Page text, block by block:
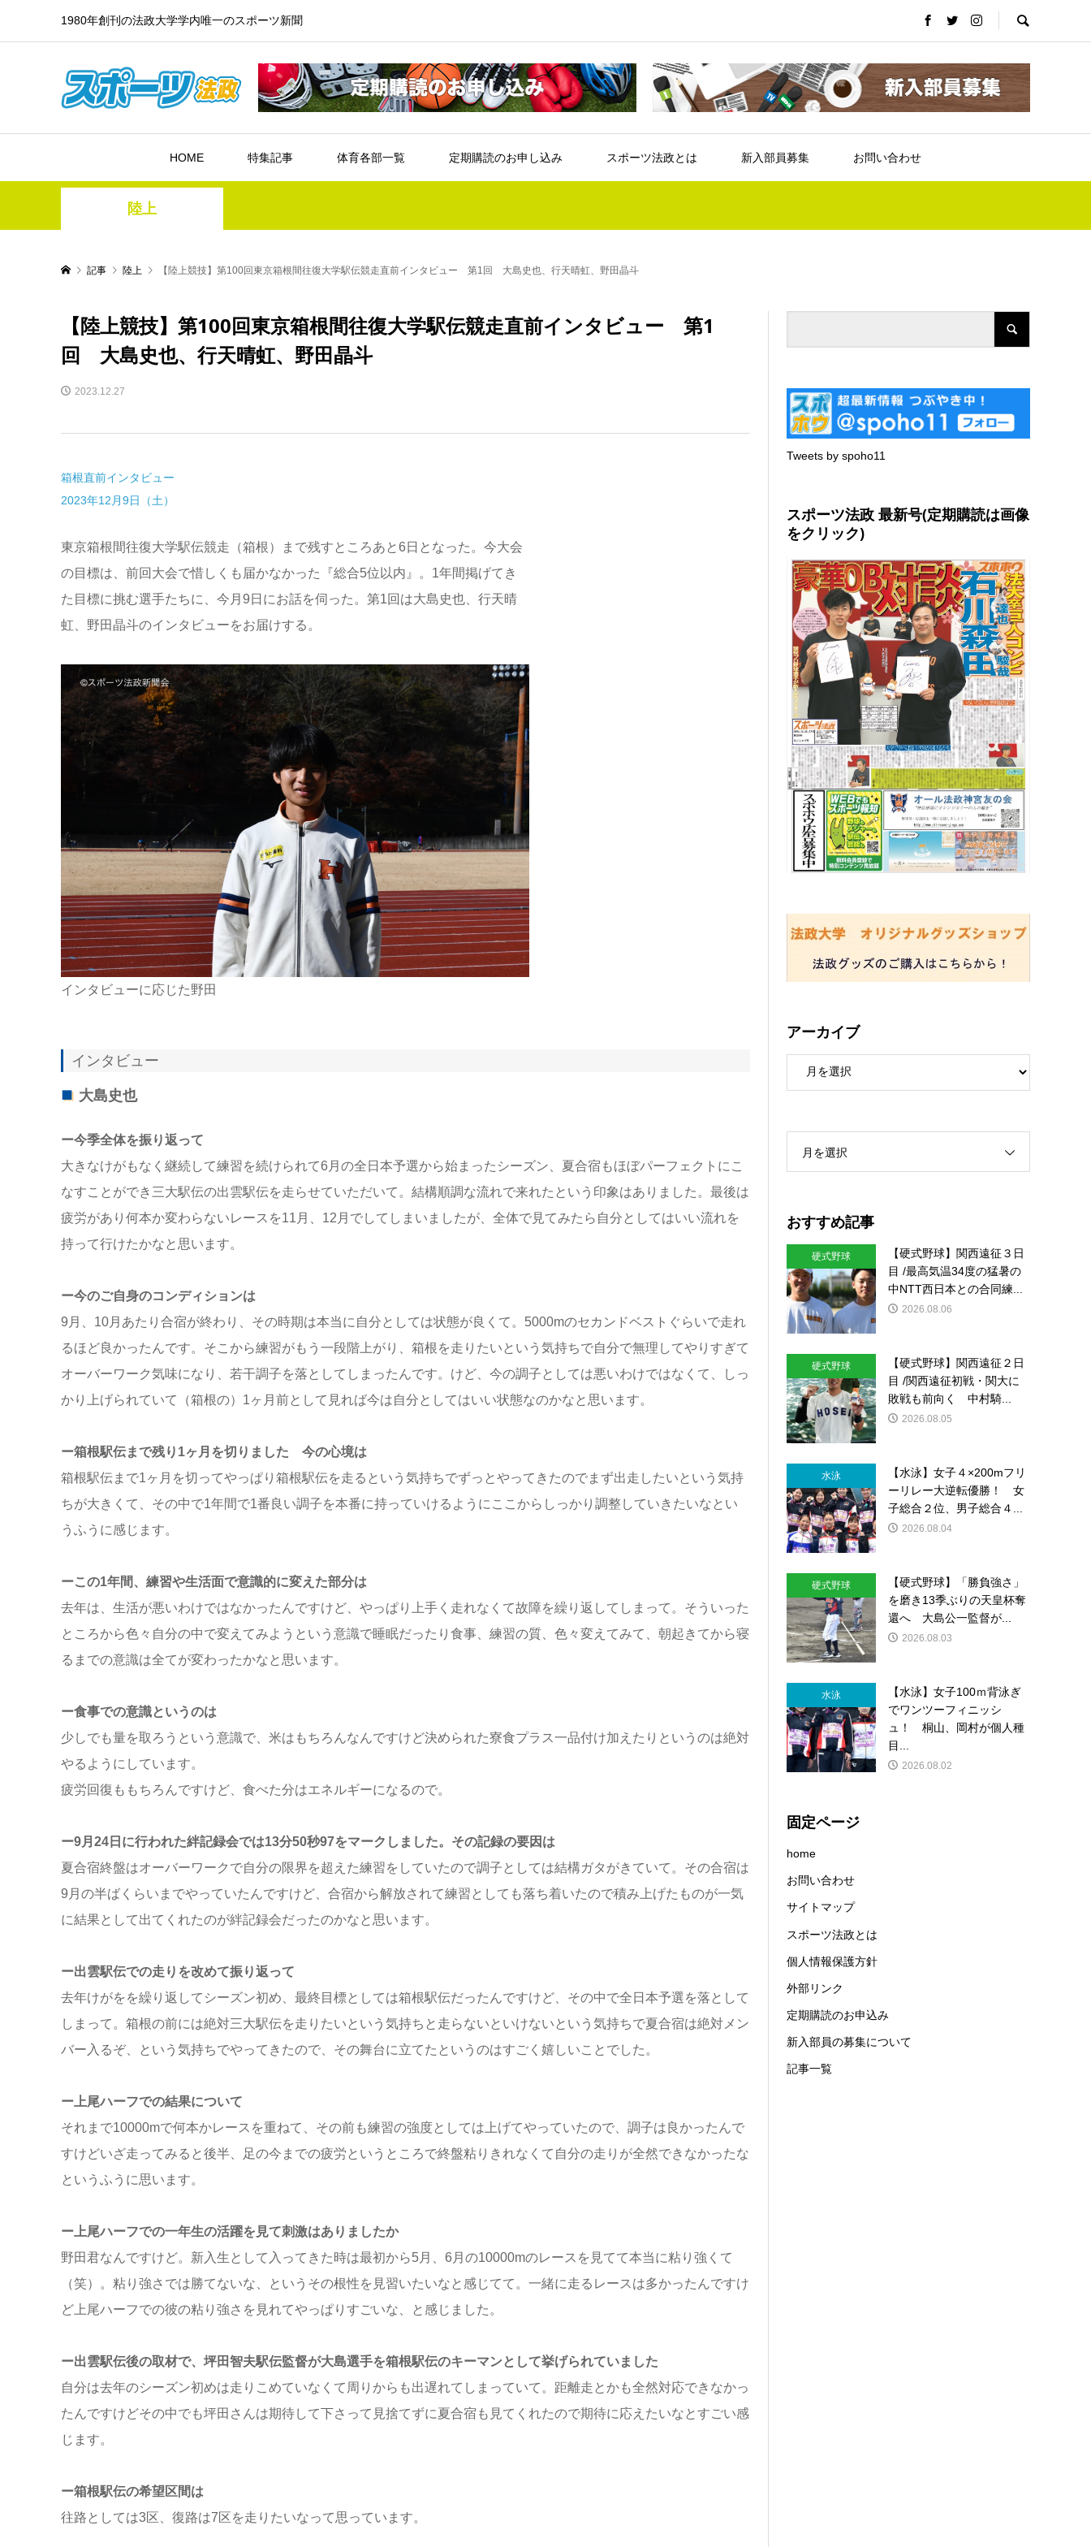
1980年創刊の法政大学学内唯一のスポーツ新聞
HOME 特集記事 体育各部一覧 定期購読のお申し込み スポーツ法政とは 新入部員募集 お問い合わせ
陸上
記事 陸上 【陸上競技】第100回東京箱根間往復大学駅伝競走直前インタビュー 第1回 大島史也、行天晴虹、野田晶斗
【陸上競技】第100回東京箱根間往復大学駅伝競走直前インタビュー 第1
回 大島史也、行天晴虹、野田晶斗
2023.12.27
箱根直前インタビュー
2023年12月9日（土）
東京箱根間往復大学駅伝競走（箱根）まで残すところあと6日となった。今大会
の目標は、前回大会で惜しくも届かなかった『総合5位以内』。1年間掲げてき
た目標に挑む選手たちに、今月9日にお話を伺った。第1回は大島史也、行天晴
虹、野田晶斗のインタビューをお届けする。
インタビューに応じた野田
インタビュー
大島史也
ー今季全体を振り返って
大きなけがもなく継続して練習を続けられて6月の全日本予選から始まったシーズン、夏合宿もほぼパーフェクトにこ
なすことができ三大駅伝の出雲駅伝を走らせていただいて。結構順調な流れで来れたという印象はありました。最後は
疲労があり何本か変わらないレースを11月、12月でしてしまいましたが、全体で見てみたら自分としてはいい流れを
持って行けたかなと思います。
ー今のご自身のコンディションは
9月、10月あたり合宿が終わり、その時期は本当に自分としては状態が良くて。5000mのセカンドベストぐらいで走れ
るほど良かったんです。そこから練習がもう一段階上がり、箱根を走りたいという気持ちで自分で無理してやりすぎて
オーバーワーク気味になり、若干調子を落としてしまったんです。けど、今の調子としては悪いわけではなくて、しっ
かり上げられていて（箱根の）1ヶ月前として見れば今は自分としてはいい状態なのかなと思います。
ー箱根駅伝まで残り1ヶ月を切りました 今の心境は
箱根駅伝まで1ヶ月を切ってやっぱり箱根駅伝を走るという気持ちでずっとやってきたのでまず出走したいという気持
ちが大きくて、その中で1年間で1番良い調子を本番に持っていけるようにここからしっかり調整していきたいなとい
うふうに感じます。
ーこの1年間、練習や生活面で意識的に変えた部分は
去年は、生活が悪いわけではなかったんですけど、やっぱり上手く走れなくて故障を繰り返してしまって。そういった
ところから色々自分の中で変えてみようという意識で睡眠だったり食事、練習の質、色々変えてみて、朝起きてから寝
るまでの意識は全てが変わったかなと思います。
ー食事での意識というのは
少しでも量を取ろうという意識で、米はもちろんなんですけど決められた寮食プラス一品付け加えたりというのは絶対
やるようにしています。
疲労回復ももちろんですけど、食べた分はエネルギーになるので。
ー9月24日に行われた絆記録会では13分50秒97をマークしました。その記録の要因は
夏合宿終盤はオーバーワークで自分の限界を超えた練習をしていたので調子としては結構ガタがきていて。その合宿は
9月の半ばくらいまでやっていたんですけど、合宿から解放されて練習としても落ち着いたので積み上げたものが一気
に結果として出てくれたのが絆記録会だったのかなと思います。
ー出雲駅伝での走りを改めて振り返って
去年けがをを繰り返してシーズン初め、最終目標としては箱根駅伝だったんですけど、その中で全日本予選を落として
しまって。箱根の前には絶対三大駅伝を走りたいという気持ちと走らないといけないという気持ちで夏合宿は絶対メン
バー入るぞ、という気持ちでやってきたので、その舞台に立てたというのはすごく嬉しいことでした。
ー上尾ハーフでの結果について
それまで10000mで何本かレースを重ねて、その前も練習の強度としては上げてやっていたので、調子は良かったんで
すけどいざ走ってみると後半、足の今までの疲労というところで終盤粘りきれなくて自分の走りが全然できなかったな
というふうに思います。
ー上尾ハーフでの一年生の活躍を見て刺激はありましたか
野田君なんですけど。新入生として入ってきた時は最初から5月、6月の10000mのレースを見てて本当に粘り強くて
（笑）。粘り強さでは勝てないな、というその根性を見習いたいなと感じてて。一緒に走るレースは多かったんですけ
ど上尾ハーフでの彼の粘り強さを見れてやっぱりすごいな、と感じました。
ー出雲駅伝後の取材で、坪田智夫駅伝監督が大島選手を箱根駅伝のキーマンとして挙げられていました
自分は去年のシーズン初めは走りこめていなくて周りからも出遅れてしまっていて。距離走とかも全然対応できなかっ
たんですけどその中でも坪田さんは期待して下さって見捨てずに夏合宿も見てくれたので期待に応えたいなとすごい感
じます。
ー箱根駅伝の希望区間は
往路としては3区、復路は7区を走りたいなって思っています。
Tweets by spoho11
スポーツ法政 最新号(定期購読は画像
をクリック)
アーカイブ
月を選択
おすすめ記事
硬式野球
【硬式野球】関西遠征３日
目 /最高気温34度の猛暑の
中NTT西日本との合同練...
2026.08.06
硬式野球
【硬式野球】関西遠征２日
目 /関西遠征初戦・関大に
敗戦も前向く 中村騎...
2026.08.05
水泳
【水泳】女子４×200mフリ
ーリレー大逆転優勝！ 女
子総合２位、男子総合４...
2026.08.04
硬式野球
【硬式野球】「勝負強さ」
を磨き13季ぶりの天皇杯奪
還へ 大島公一監督が...
2026.08.03
水泳
【水泳】女子100ｍ背泳ぎ
でワンツーフィニッシ
ュ！ 桐山、岡村が個人種
目...
2026.08.02
固定ページ
home
お問い合わせ
サイトマップ
スポーツ法政とは
個人情報保護方針
外部リンク
定期購読のお申込み
新入部員の募集について
記事一覧